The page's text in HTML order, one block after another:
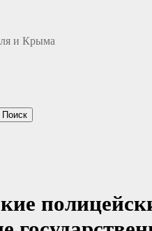
и Крыма